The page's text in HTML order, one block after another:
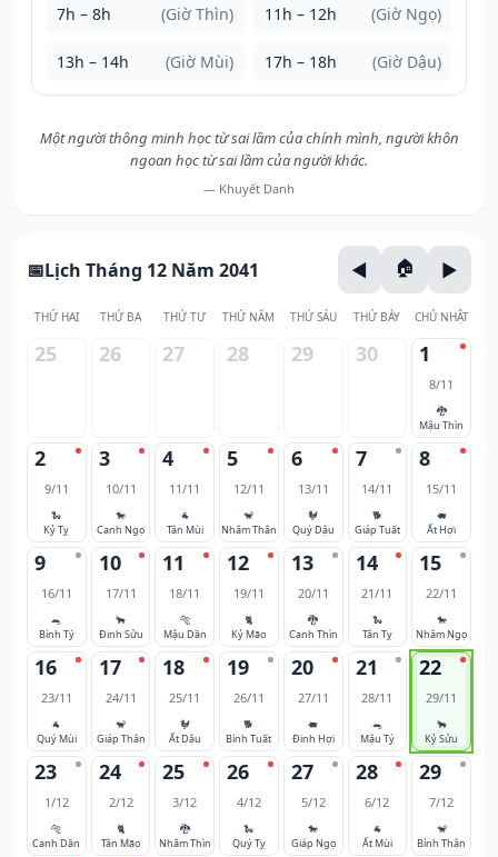
7h – 8h (Giờ Thìn) 11h – 12h (Giờ Ngọ)
13h – 14h (Giờ Mùi) 17h – 18h (Giờ Dậu)
Một người thông minh học từ sai lầm của chính mình, người khôn
ngoan học từ sai lầm của người khác.
— Khuyết Danh
Lịch Tháng 12 Năm 2041
THỨ HAI THỨ BA THỨ TƯ THỨ NĂM THỨ SÁU THỨ BẢY CHỦ NHẬT
25 26 27 28 29 30 1
8/11
🐉
Mậu Thìn
2
9/11
🐍
Kỷ Tỵ
3
10/11
🐎
Canh Ngọ
4
11/11
🐐
Tân Mùi
5
12/11
🐒
Nhâm Thân
6
13/11
🐓
Quý Dậu
7
14/11
🐕
Giáp Tuất
8
15/11
🐖
Ất Hợi
9
16/11
🐀
Bính Tý
10
17/11
🐂
Đinh Sửu
11
18/11
🐅
Mậu Dần
12
19/11
🐈
Kỷ Mão
13
20/11
🐉
Canh Thìn
14
21/11
🐍
Tân Tỵ
15
22/11
🐎
Nhâm Ngọ
16
23/11
🐐
Quý Mùi
17
24/11
🐒
Giáp Thân
18
25/11
🐓
Ất Dậu
19
26/11
🐕
Bính Tuất
20
27/11
🐖
Đinh Hợi
21
28/11
🐀
Mậu Tý
22
29/11
🐂
Kỷ Sửu
23
1/12
🐅
Canh Dần
24
2/12
🐈
Tân Mão
25
3/12
🐉
Nhâm Thìn
26
4/12
🐍
Quý Tỵ
27
5/12
🐎
Giáp Ngọ
28
6/12
🐐
Ất Mùi
29
7/12
🐒
Bính Thân